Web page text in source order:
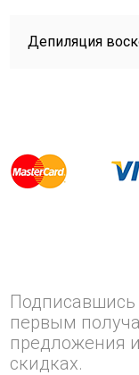
Депиляция
Подписавшись
первым
предложения
скидках.